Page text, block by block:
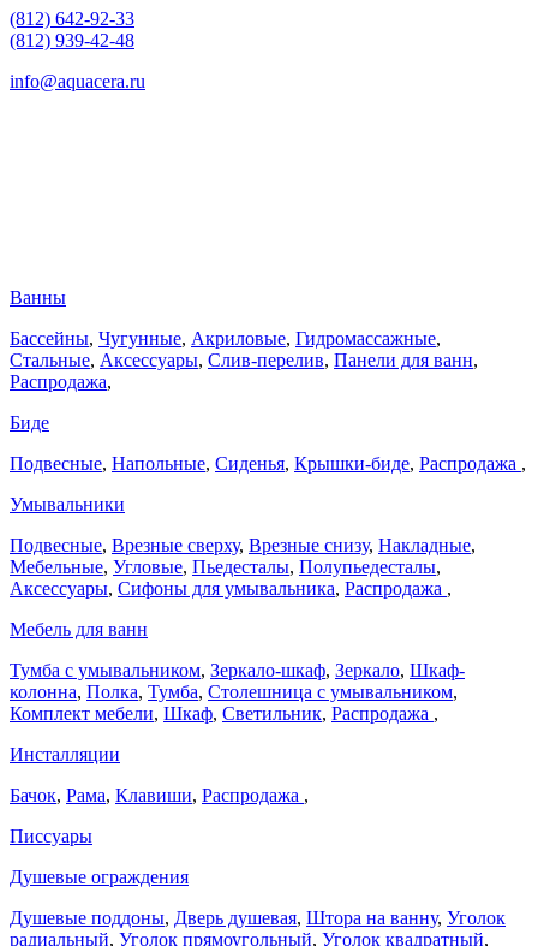
(812) 642-92-33
(812) 939-42-48
info@aquacera.ru
Ванны
Бассейны, Чугунные, Акриловые, Гидромассажные,
Стальные, Аксессуары, Слив-перелив, Панели для ванн,
Распродажа,
Биде
Подвесные, Напольные, Сиденья, Крышки-биде, Распродажа ,
Умывальники
Подвесные, Врезные сверху, Врезные снизу, Накладные,
Мебельные, Угловые, Пьедесталы, Полупьедесталы,
Аксессуары, Сифоны для умывальника, Распродажа ,
Мебель для ванн
Тумба с умывальником, Зеркало-шкаф, Зеркало, Шкаф-
колонна, Полка, Тумба, Столешница с умывальником,
Комплект мебели, Шкаф, Светильник, Распродажа ,
Инсталляции
Бачок, Рама, Клавиши, Распродажа ,
Писсуары
Душевые ограждения
Душевые поддоны, Дверь душевая, Штора на ванну, Уголок
радиальный, Уголок прямоугольный, Уголок квадратный,